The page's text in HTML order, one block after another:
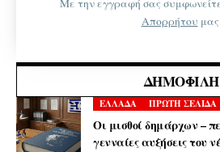
Με την εγγραφή σας
Απορρήτου
ΔΗΜΟΦΙΛΉ
ΕΛΛΑΔΑ ΠΡΩΤΗ ΣΕΛΙΔΑ
Οι μισθοί δημάρχων –
γενναίες αυξήσεις του